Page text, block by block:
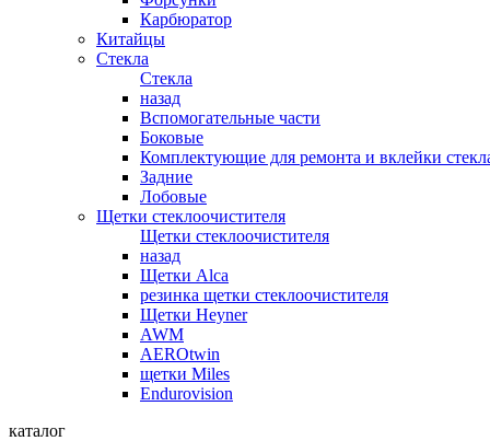
Карбюратор
Китайцы
Стекла
Стекла
назад
Вспомогательные части
Боковые
Комплектующие для ремонта и вклейки
Задние
Лобовые
Щетки стеклоочистителя
Щетки стеклоочистителя
назад
Щетки Alca
резинка щетки стеклоочистителя
Щетки Heyner
AWM
AEROtwin
щетки Miles
Endurovision
каталог